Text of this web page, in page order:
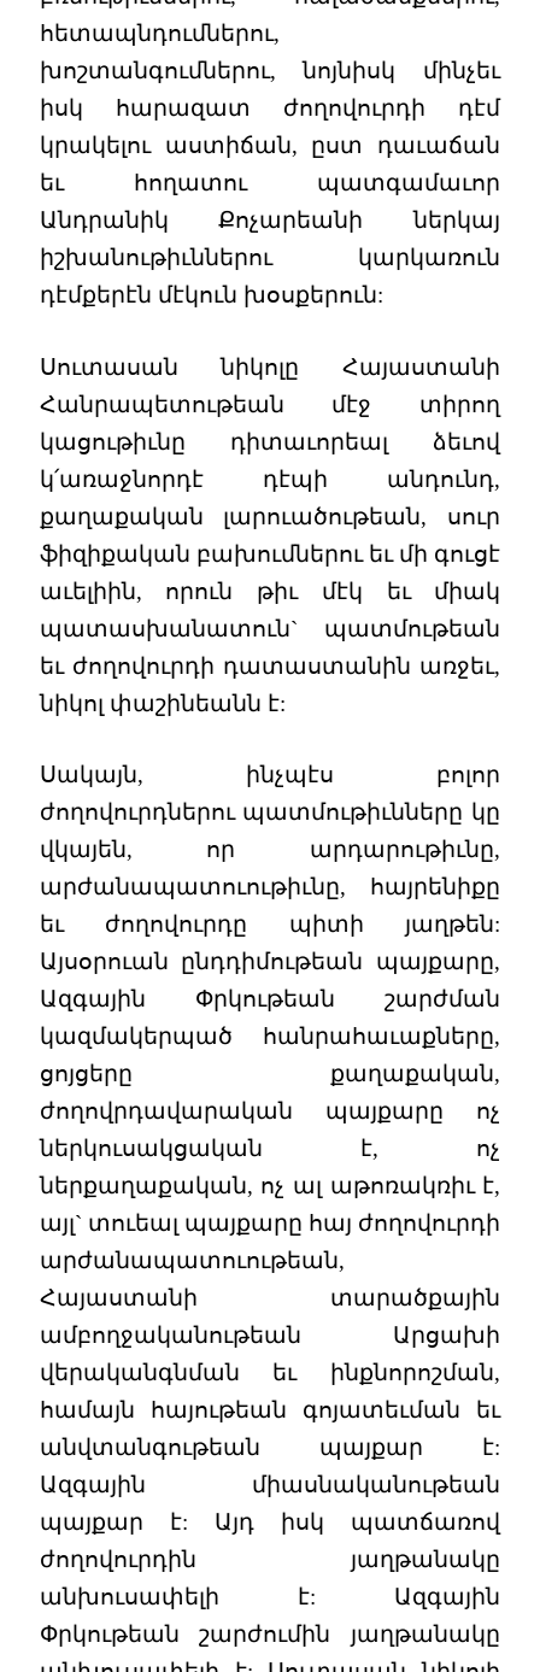
հետապնդումներու,
խոշտանգումներու, նոյնիսկ մինչեւ
իսկ հարազատ ժողովուրդի դէմ
կրակելու աստիճան, ըստ դաւաճան
եւ հողատու պատգամաւոր
Անդրանիկ Քոչարեանի ներկայ
իշխանութիւններու կարկառուն
դէմքերէն մէկուն խօսքերուն:
Սուտասան նիկոլը Հայաստանի
Հանրապետութեան մէջ տիրող
կացութիւնը դիտաւորեալ ձեւով
կ՛առաջնորդէ դէպի անդունդ,
քաղաքական լարուածութեան, սուր
ֆիզիքական բախումներու եւ մի գուցէ
աւելիին, որուն թիւ մէկ եւ միակ
պատասխանատուն` պատմութեան
եւ ժողովուրդի դատաստանին առջեւ,
նիկոլ փաշինեանն է:
Սակայն, ինչպէս բոլոր
ժողովուրդներու պատմութիւնները կը
վկայեն, որ արդարութիւնը,
արժանապատուութիւնը, հայրենիքը
եւ ժողովուրդը պիտի յաղթեն:
Այսօրուան ընդդիմութեան պայքարը,
Ազգային Փրկութեան շարժման
կազմակերպած հանրահաւաքները,
ցոյցերը քաղաքական,
ժողովրդավարական պայքարը ոչ
ներկուսակցական է, ոչ
ներքաղաքական, ոչ ալ աթոռակռիւ է,
այլ` տուեալ պայքարը հայ ժողովուրդի
արժանապատուութեան,
Հայաստանի տարածքային
ամբողջականութեան Արցախի
վերականգնման եւ ինքնորոշման,
համայն հայութեան գոյատեւման եւ
անվտանգութեան պայքար է:
Ազգային միասնականութեան
պայքար է: Այդ իսկ պատճառով
ժողովուրդին յաղթանակը
անխուսափելի է: Ազգային
Փրկութեան շարժումին յաղթանակը